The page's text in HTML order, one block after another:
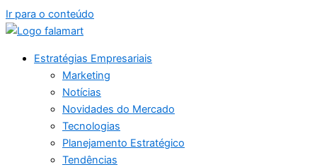
Ir para o conteúdo
Estratégias Empresariais
Marketing
Notícias
Novidades do Mercado
Tecnologias
Planejamento Estratégico
Tendências